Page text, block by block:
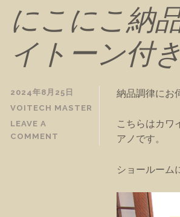
にこにこ
イトーン付き
2024年8月25日
VOITECH MASTER
LEAVE A
COMMENT
納品調律にお
こちらはカワ
アノです。
ショールーム